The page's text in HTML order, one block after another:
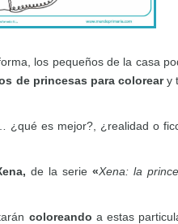
los pequeños de la casa
de princesas para coloreary
es mejor?, ¿realidad o
de la serie «Xena: la
coloreando a estas